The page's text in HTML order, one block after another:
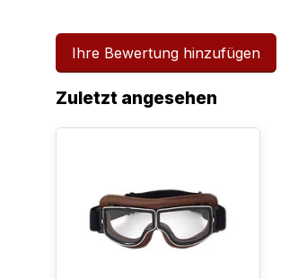
Ihre Bewertung hinzufügen
Zuletzt angesehen